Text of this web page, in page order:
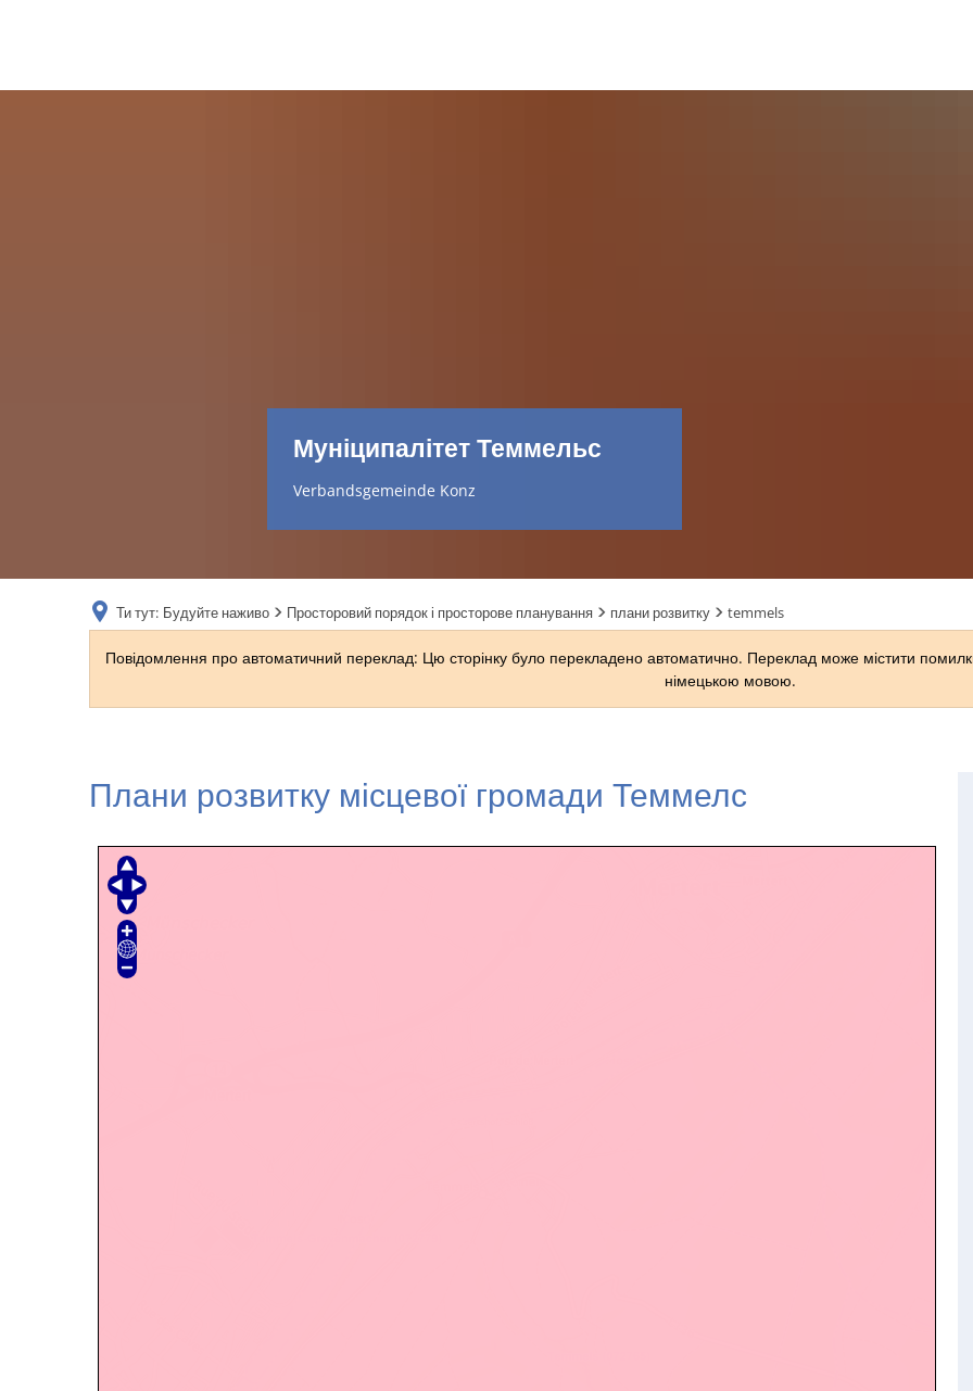
Муніципалітет Теммельс
Verbandsgemeinde Konz
Ти тут: Будуйте наживо Просторовий порядок і просторове планування плани розвитку temmels
Повідомлення про автоматичний переклад: Цю сторінку було перекладено автоматично. Переклад може містити
німецькою мовою.
temmelsПлани розвитку місцевої громади Теммелс